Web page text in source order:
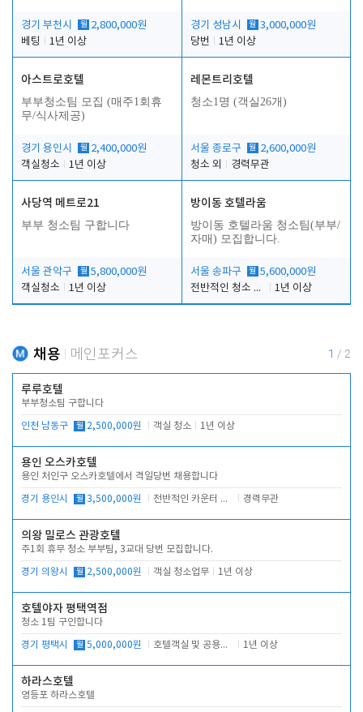
경기 부천시 월 2,800,000원
베팅
1년 이상
경기 성남시 월 3,000,000원
당번
1년 이상
아스트로호텔
부부청소팀 모집 (매주1회휴
무/식사제공)
경기 용인시 월 2,400,000원
객실청소
1년 이상
레몬트리호텔
청소1명 (객실26개)
서울 종로구 월 2,600,000원
청소 외
경력무관
사당역 메트로21
부부 청소팀 구합니다
서울 관악구 월 5,800,000원
객실청소
1년 이상
방이동 호텔라움
방이동 호텔라움 청소팀(부부/
자매) 모집합니다.
서울 송파구 월 5,600,000원
전반적인 청소 업무(객실청소.객실정리)
1년 이상
채용 메인포커스 1 / 2
루루호텔
부부청소팀 구합니다
인천 남동구 월 2,500,000원 객실 청소 1년 이상
용인 오스카호텔
용인 처인구 오스카호텔에서 격일당번 채용합니다
경기 용인시 월 3,500,000원 전반적인 카운터 업무 경력무관
의왕 밀로스 관광호텔
주1회 휴무 청소 부부팀, 3교대 당번 모집합니다.
경기 의왕시 월 2,500,000원 객실 청소업무 1년 이상
호텔야자 평택역점
청소 1팀 구인합니다
경기 평택시 월 5,000,000원 호텔객실 및 공용시설 청소 관리 1년 이상
하라스호텔
영등포 하라스호텔